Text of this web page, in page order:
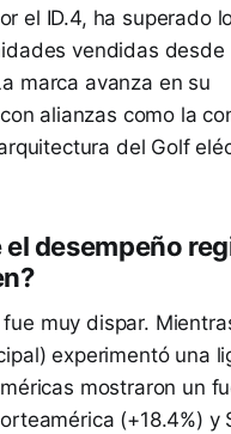
el ID.4, ha superado
vendidas desde
marca avanza en su
alianzas como la
del Golf
el desempeño
muy dispar.
experimentó una
mostraron un
(+18.4%) y